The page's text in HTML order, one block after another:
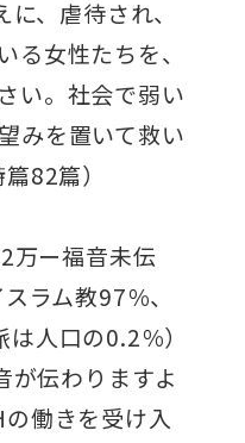
、虐待され、
る女性たちを、
い。社会で弱い
みを置いて救い
82篇）
万ー福音未伝
ラム教97％、
人口の0.2％）
伝わりますよ
働きを受け入